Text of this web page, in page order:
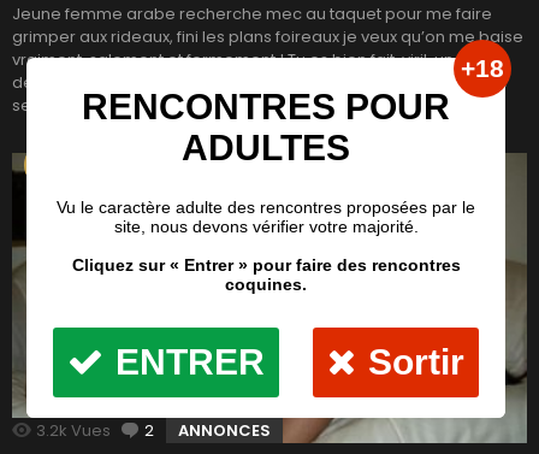
Jeune femme arabe recherche mec au taquet pour me faire
grimper aux rideaux, fini les plans foireaux je veux qu’on me baise
vraiment, salement et fermement ! Tu es bien fait, viril, une bete
de sexe ? viens rencontrer la beurette coquine que je suis tu ne
seras pas déçu ! Envoyer un message privé […]LIRE LA SUITE
3.2k Vues 2 Commentaires
ANNONCES